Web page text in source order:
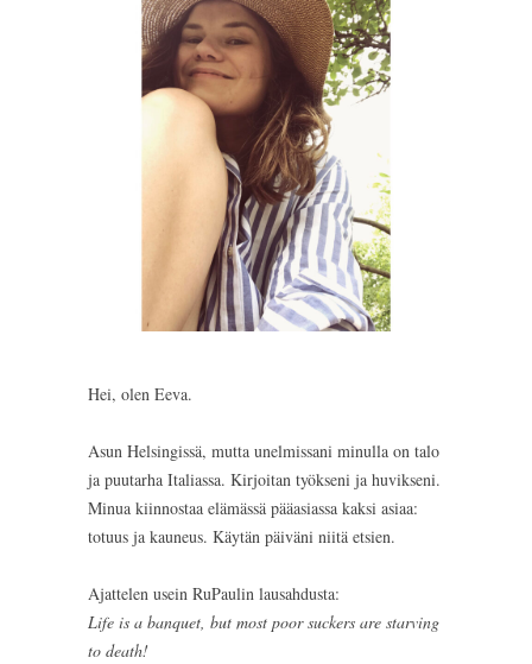
Hei, olen Eeva.
Asun Helsingissä, mutta unelmissani minulla on talo
ja puutarha Italiassa. Kirjoitan työkseni ja huvikseni.
Minua kiinnostaa elämässä pääasiassa kaksi asiaa:
totuus ja kauneus. Käytän päiväni niitä etsien.
Ajattelen usein RuPaulin lausahdusta:
Life is a banquet, but most poor suckers are starving
to death!